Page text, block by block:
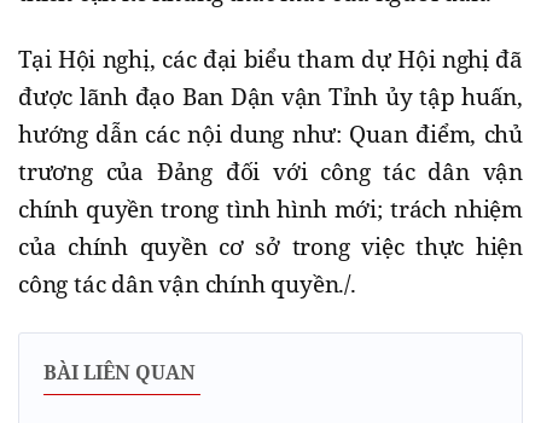
Tại Hội nghị, các đại biểu tham dự Hội nghị đã
được lãnh đạo Ban Dận vận Tỉnh ủy tập huấn,
hướng dẫn các nội dung như: Quan điểm, chủ
trương của Đảng đối với công tác dân vận
chính quyền trong tình hình mới; trách nhiệm
của chính quyền cơ sở trong việc thực hiện
công tác dân vận chính quyền./.
BÀI LIÊN QUAN